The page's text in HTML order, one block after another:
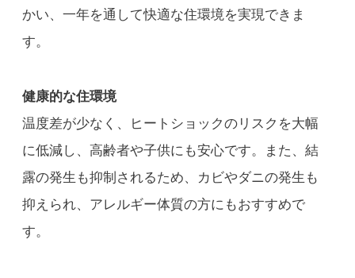
かい、一年を通して快適な住環境を実現できま
す。
健康的な住環境
温度差が少なく、ヒートショックのリスクを大幅
に低減し、高齢者や子供にも安心です。また、結
露の発生も抑制されるため、カビやダニの発生も
抑えられ、アレルギー体質の方にもおすすめで
す。